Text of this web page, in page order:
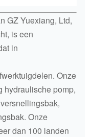
GZ Yuexiang, Ltd,
is een
in
Onze
hydraulische pomp,
Onze
dan 100 landen